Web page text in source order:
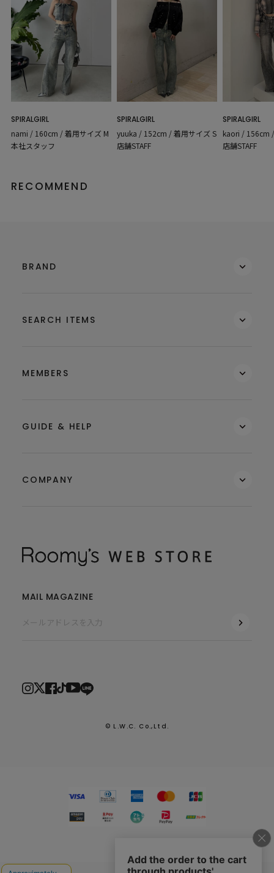
SPIRALGIRL
nami / 160cm / 着用サイズ M
本社スタッフ
SPIRALGIRL
yuuka / 152cm / 着用サイズ S
店舗STAFF
SPIRALGIRL
kaori / 156cm
店舗STAFF
RECOMMEND
BRAND
SEARCH ITEMS
MEMBERS
GUIDE & HELP
COMPANY
MAIL MAGAZINE
© L.W.C. Co.,Ltd.